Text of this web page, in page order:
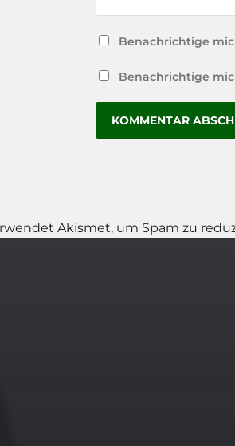
Benachrichtige
Benachrichtige
Akismet, um Spam zu